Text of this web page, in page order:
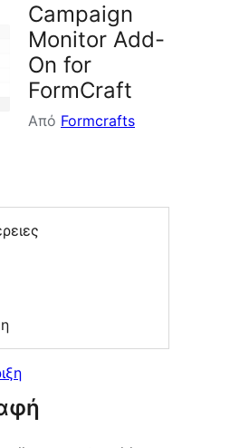
Campaign
Monitor Add-
On for
FormCraft
Από Formcrafts